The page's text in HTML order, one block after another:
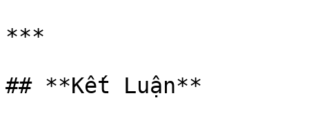
***
## **Kết Luận**